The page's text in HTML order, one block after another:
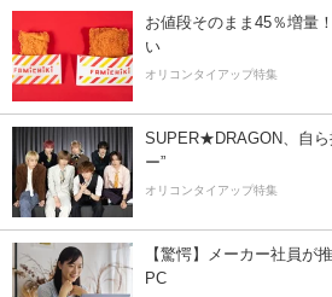
お値段そのまま45％増量
い
オリコンタイアップ特集
SUPER★DRAGON、自ら
ー”
オリコンタイアップ特集
【驚愕】メーカー社員が
PC